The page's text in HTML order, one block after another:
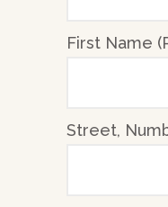
First Name
Street,